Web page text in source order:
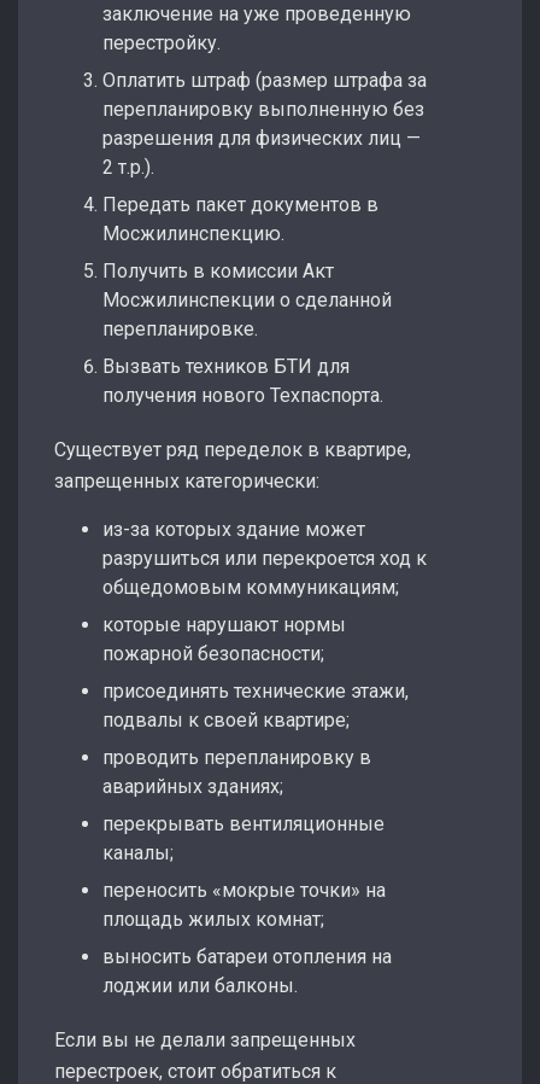
заключение на уже проведенную
перестройку.
Оплатить штраф (размер штрафа за
перепланировку выполненную без
разрешения для физических лиц —
2 т.р.).
Передать пакет документов в
Мосжилинспекцию.
Получить в комиссии Акт
Мосжилинспекции о сделанной
перепланировке.
Вызвать техников БТИ для
получения нового Техпаспорта.
Существует ряд переделок в квартире,
запрещенных категорически:
из-за которых здание может
разрушиться или перекроется ход к
общедомовым коммуникациям;
которые нарушают нормы
пожарной безопасности;
присоединять технические этажи,
подвалы к своей квартире;
проводить перепланировку в
аварийных зданиях;
перекрывать вентиляционные
каналы;
переносить «мокрые точки» на
площадь жилых комнат;
выносить батареи отопления на
лоджии или балконы.
Если вы не делали запрещенных
перестроек, стоит обратиться к